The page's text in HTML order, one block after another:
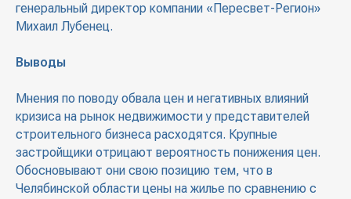
генеральный директор компании «Пересвет-Регион»
Михаил Лубенец.
Выводы
Мнения по поводу обвала цен и негативных влияний
кризиса на рынок недвижимости у представителей
строительного бизнеса расходятся. Крупные
застройщики отрицают вероятность понижения цен.
Обосновывают они свою позицию тем, что в
Челябинской области цены на жилье по сравнению с